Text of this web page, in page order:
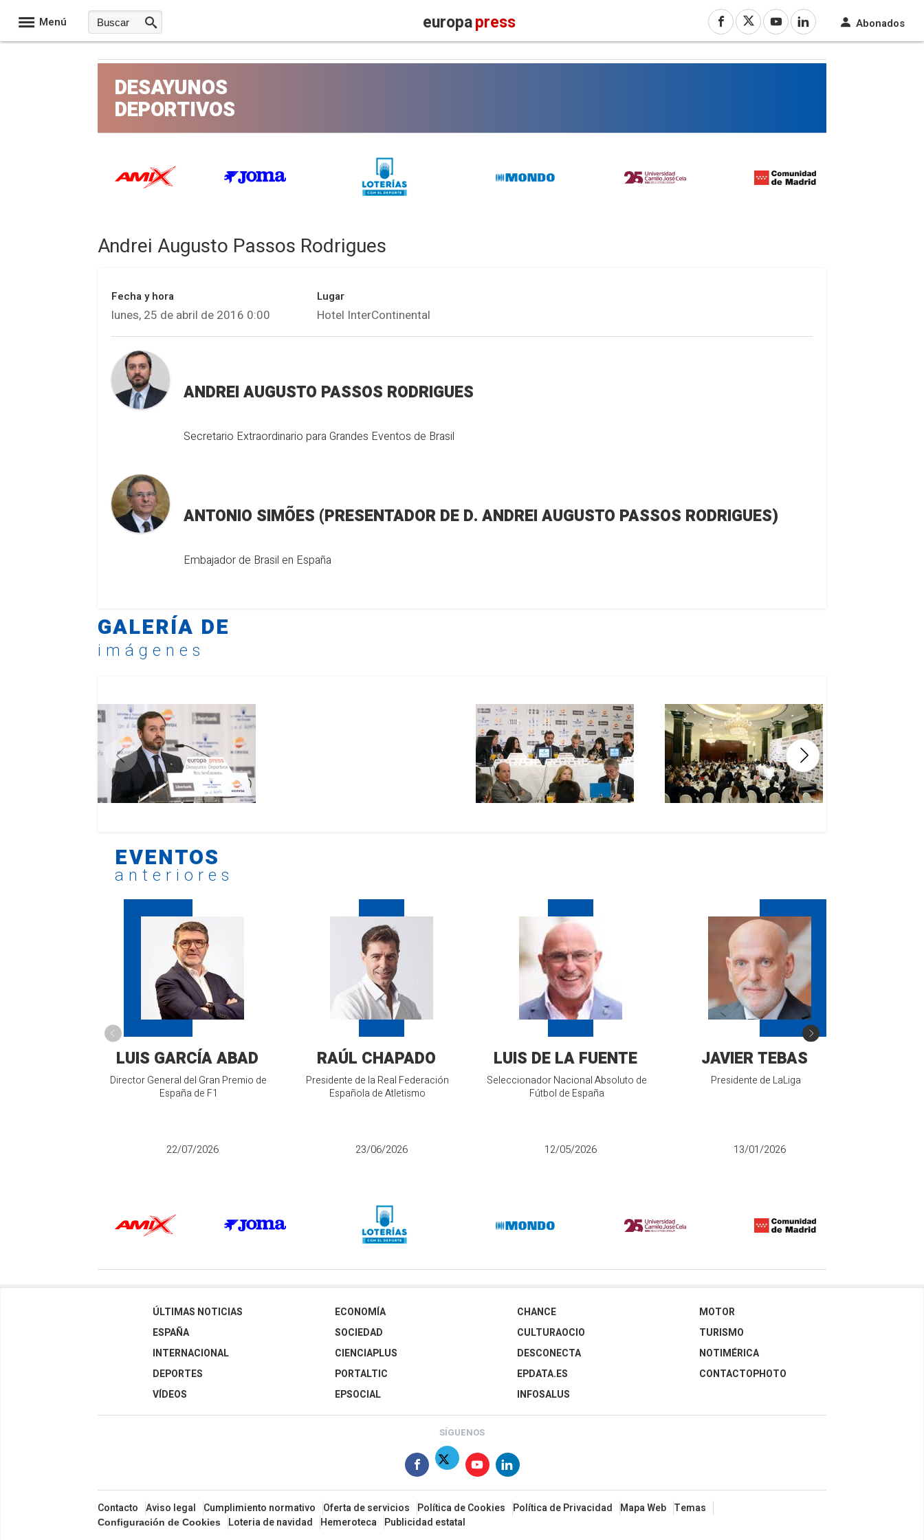
Menú europapress Abonados
DESAYUNOS
DEPORTIVOS
Andrei Augusto Passos Rodrigues
Fecha y hora
lunes, 25 de abril de 2016 0:00
Lugar
Hotel InterContinental
ANDREI AUGUSTO PASSOS RODRIGUES
Secretario Extraordinario para Grandes Eventos de Brasil
ANTONIO SIMÕES (PRESENTADOR DE D. ANDREI AUGUSTO PASSOS RODRIGUES)
Embajador de Brasil en España
GALERÍA DE
imágenes
EVENTOS
anteriores
LUIS GARCÍA ABAD
Director General del Gran Premio de
España de F1
22/07/2026
RAÚL CHAPADO
Presidente de la Real Federación
Española de Atletismo
23/06/2026
LUIS DE LA FUENTE
Seleccionador Nacional Absoluto de
Fútbol de España
12/05/2026
JAVIER TEBAS
Presidente de LaLiga
13/01/2026
ÚLTIMAS NOTICIAS
ESPAÑA
INTERNACIONAL
DEPORTES
VÍDEOS
ECONOMÍA
SOCIEDAD
CIENCIAPLUS
PORTALTIC
EPSOCIAL
CHANCE
CULTURAOCIO
DESCONECTA
EPDATA.ES
INFOSALUS
MOTOR
TURISMO
NOTIMÉRICA
CONTACTOPHOTO
SÍGUENOS
Contacto Aviso legal Cumplimiento normativo Oferta de servicios Política de Cookies Política de Privacidad Mapa Web Temas
Configuración de Cookies Loteria de navidad Hemeroteca Publicidad estatal